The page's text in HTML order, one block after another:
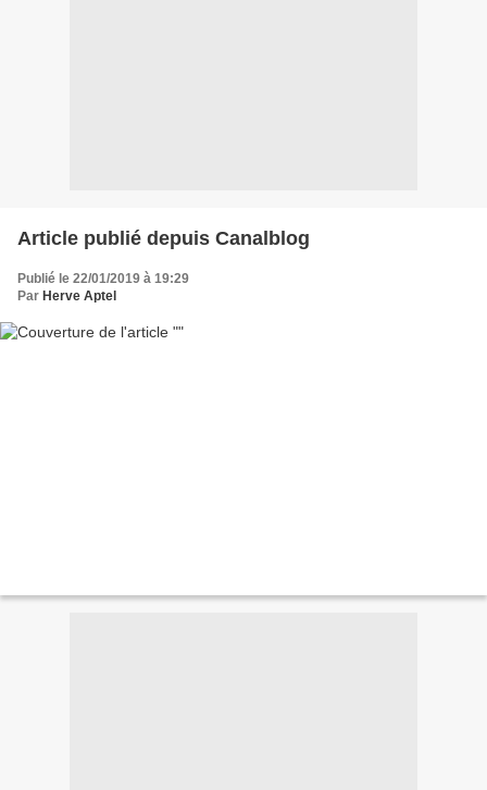
Article publié depuis Canalblog
Publié le 22/01/2019 à 19:29
Par Herve Aptel